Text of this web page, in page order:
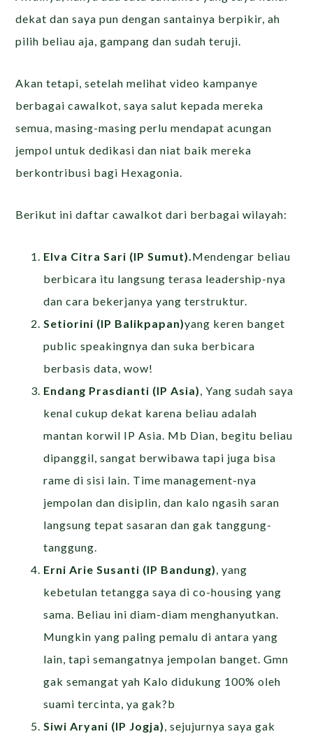
dekat dan saya pun dengan santainya berpikir, ah
pilih beliau aja, gampang dan sudah teruji.
Akan tetapi, setelah melihat video kampanye
berbagai cawalkot, saya salut kepada mereka
semua, masing-masing perlu mendapat acungan
jempol untuk dedikasi dan niat baik mereka
berkontribusi bagi Hexagonia.
Berikut ini daftar cawalkot dari berbagai wilayah:
Elva Citra Sari (IP Sumut).Mendengar beliau
berbicara itu langsung terasa leadership-nya
dan cara bekerjanya yang terstruktur.
Setiorini (IP Balikpapan)yang keren banget
public speakingnya dan suka berbicara
berbasis data, wow!
Endang Prasdianti (IP Asia), Yang sudah saya
kenal cukup dekat karena beliau adalah
mantan korwil IP Asia. Mb Dian, begitu beliau
dipanggil, sangat berwibawa tapi juga bisa
rame di sisi lain. Time management-nya
jempolan dan disiplin, dan kalo ngasih saran
langsung tepat sasaran dan gak tanggung-
tanggung.
Erni Arie Susanti (IP Bandung), yang
kebetulan tetangga saya di co-housing yang
sama. Beliau ini diam-diam menghanyutkan.
Mungkin yang paling pemalu di antara yang
lain, tapi semangatnya jempolan banget. Gmn
gak semangat yah Kalo didukung 100% oleh
suami tercinta, ya gak?b
Siwi Aryani (IP Jogja), sejujurnya saya gak